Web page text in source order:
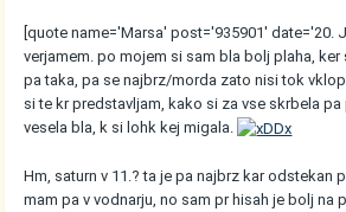
[quote name='Marsa' post='935901' date='20.
verjamem. po mojem si sam bla bolj plaha,
pa taka, pa se najbrz/morda zato nisi tok
si te kr predstavljam, kako si za vse skrbela
vesela bla, k si lohk kej migala.
Hm, saturn v 11.? ta je pa najbrz kar odstekan
mam pa v vodnarju, no sam pr hisah je bolj na